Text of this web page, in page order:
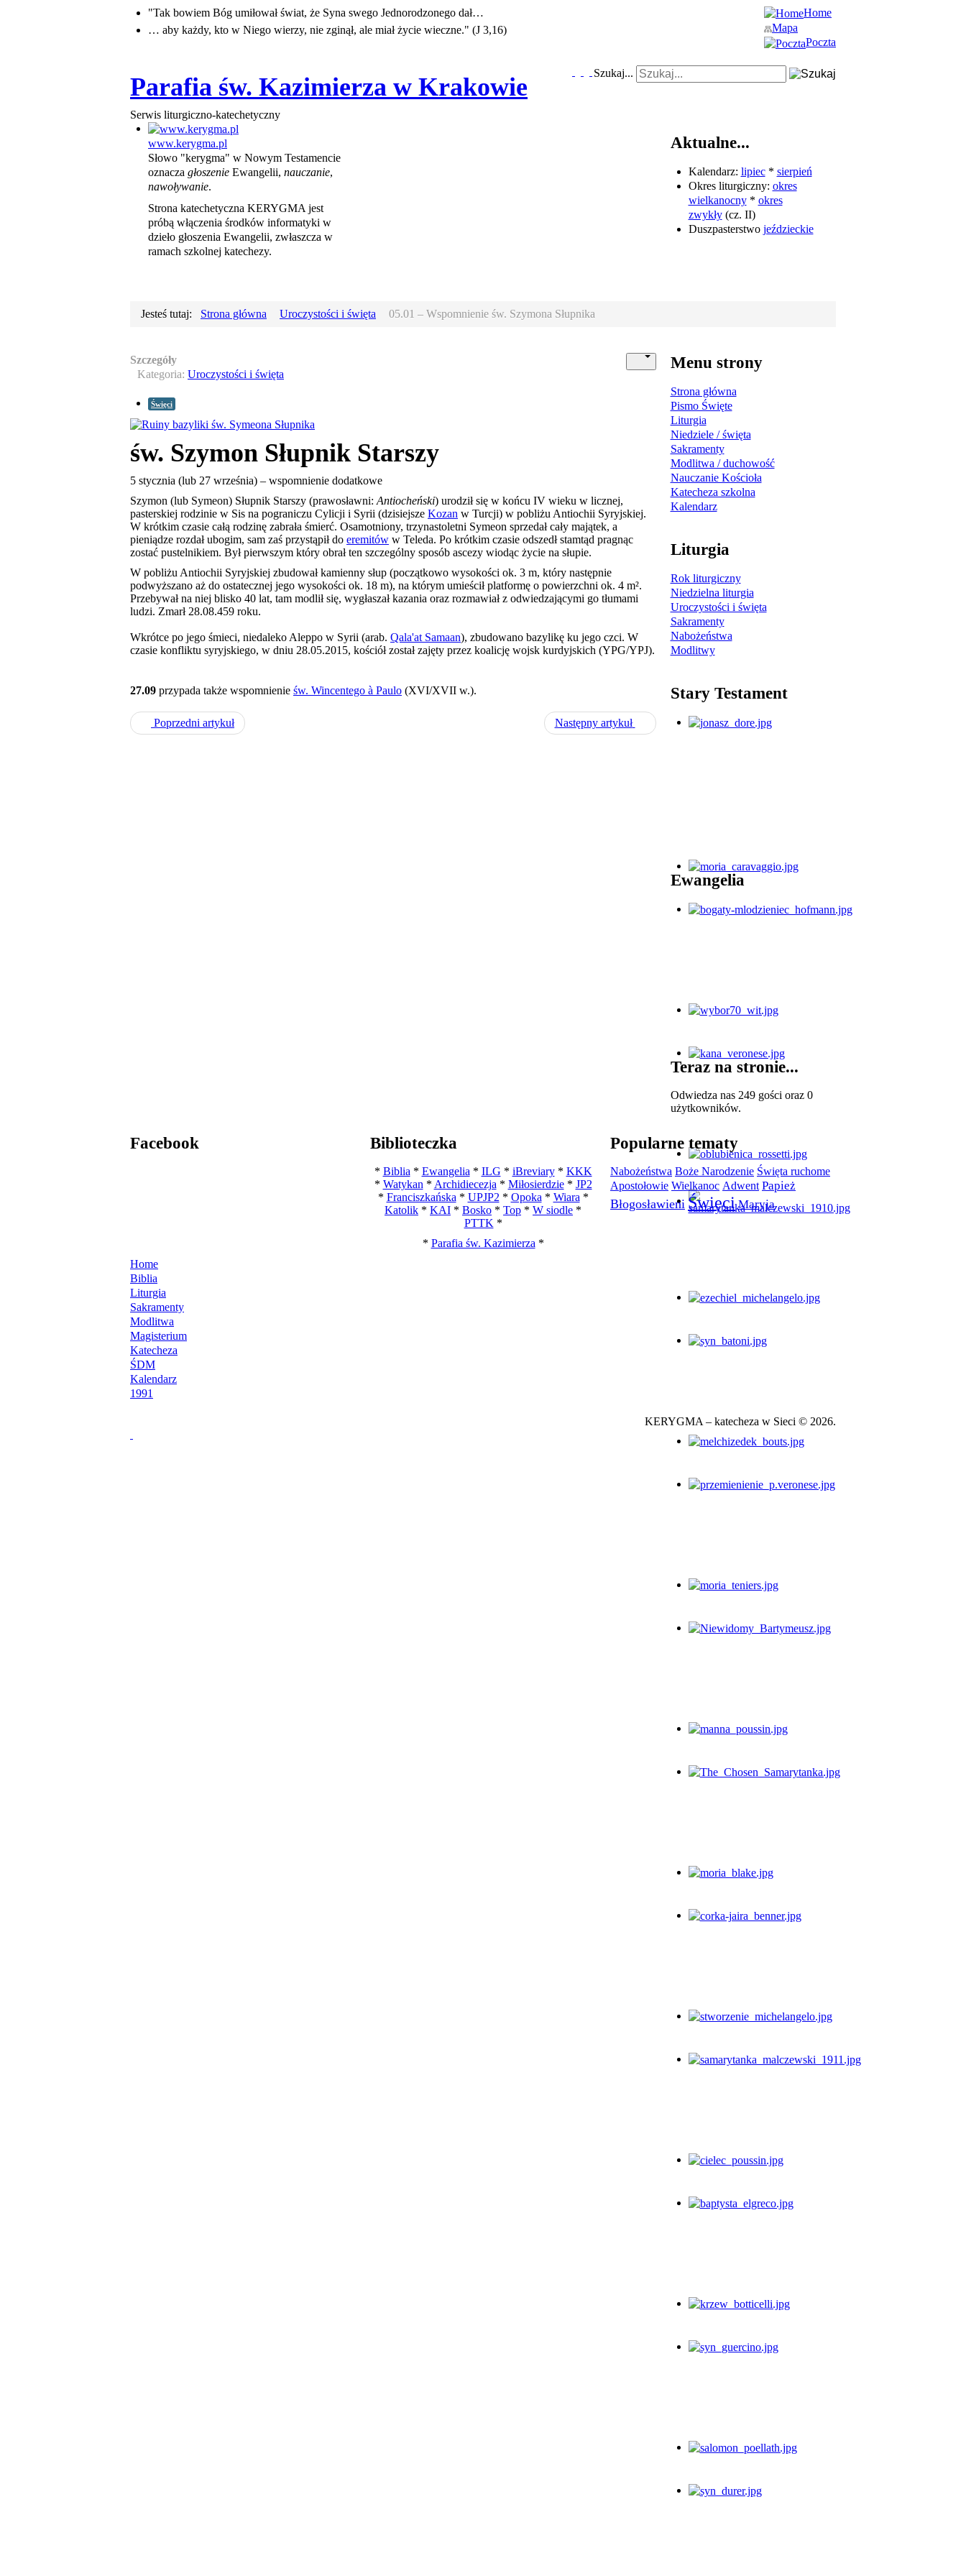
"Tak bowiem Bóg umiłował świat, że Syna swego Jednorodzonego dał…
… aby każdy, kto w Niego wierzy, nie zginął, ale miał życie wieczne." (J 3,16)
Home
Mapa
Poczta
Parafia św. Kazimierza w Krakowie
Serwis liturgiczno-katechetyczny
Szukaj...
www.kerygma.pl
Słowo "kerygma" w Nowym Testamencie
oznacza głoszenie Ewangelii, nauczanie,
nawoływanie.
Strona katechetyczna KERYGMA jest
próbą włączenia środków informatyki w
dzieło głoszenia Ewangelii, zwłaszcza w
ramach szkolnej katechezy.
Aktualne...
Kalendarz: lipiec* sierpień
Okres liturgiczny: okres
wielkanocny* okres
zwykły(cz. II)
Duszpasterstwo jeździeckie
Jesteś tutaj: Strona główna Uroczystości i święta 05.01 – Wspomnienie św. Szymona Słupnika
Szczegóły
Kategoria: Uroczystości i święta
Święci
św. Szymon Słupnik Starszy
5 stycznia (lub 27 września) – wspomnienie dodatkowe
Szymon (lub Symeon) Słupnik Starszy (prawosławni: Antiocheński) urodził się w końcu IV wieku w licznej,
pasterskiej rodzinie w Sis na pograniczu Cylicji i Syrii (dzisiejsze Kozan w Turcji) w pobliżu Antiochii Syryjskiej.
W krótkim czasie całą rodzinę zabrała śmierć. Osamotniony, trzynastoletni Symeon sprzedał cały majątek, a
pieniądze rozdał ubogim, sam zaś przystąpił do eremitów w Teleda. Po krótkim czasie odszedł stamtąd pragnąc
zostać pustelnikiem. Był pierwszym który obrał ten szczególny sposób ascezy wiodąc życie na słupie.
W pobliżu Antiochii Syryjskiej zbudował kamienny słup (początkowo wysokości ok. 3 m, który następnie
podwyższano aż do ostatecznej jego wysokości ok. 18 m), na którym umieścił platformę o powierzchni ok. 4 m².
Przebywał na niej blisko 40 lat, tam modlił się, wygłaszał kazania oraz rozmawiał z odwiedzającymi go tłumami
ludzi. Zmarł 28.08.459 roku.
Wkrótce po jego śmieci, niedaleko Aleppo w Syrii (arab. Qala'at Samaan), zbudowano bazylikę ku jego czci. W
czasie konfliktu syryjskiego, w dniu 28.05.2015, kościół został zajęty przez koalicję wojsk kurdyjskich (YPG/YPJ).
27.09 przypada także wspomnienie św. Wincentego à Paulo (XVI/XVII w.).
Poprzedni artykuł Następny artykuł
Menu strony
Strona główna
Pismo Święte
Liturgia
Niedziele / święta
Sakramenty
Modlitwa / duchowość
Nauczanie Kościoła
Katecheza szkolna
Kalendarz
Liturgia
Rok liturgiczny
Niedzielna liturgia
Uroczystości i święta
Sakramenty
Nabożeństwa
Modlitwy
Stary Testament
Ewangelia
Teraz na stronie...
Odwiedza nas 249 gości oraz 0
użytkowników.
Facebook Biblioteczka
* Biblia * Ewangelia * ILG * iBreviary* KKK
* Watykan * Archidiecezja * Miłosierdzie* JP2
* Franciszkańska * UPJP2 * Opoka * Wiara *
Katolik * KAI * Bosko * Top * W siodle *
PTTK *
* Parafia św. Kazimierza *
Popularne tematy
Nabożeństwa Boże Narodzenie Święta ruchome
Apostołowie Wielkanoc Adwent Papież
Błogosławieni Święci Maryja
Home
Biblia
Liturgia
Sakramenty
Modlitwa
Magisterium
Katecheza
ŚDM
Kalendarz
1991
KERYGMA – katecheza w Sieci © 2026.